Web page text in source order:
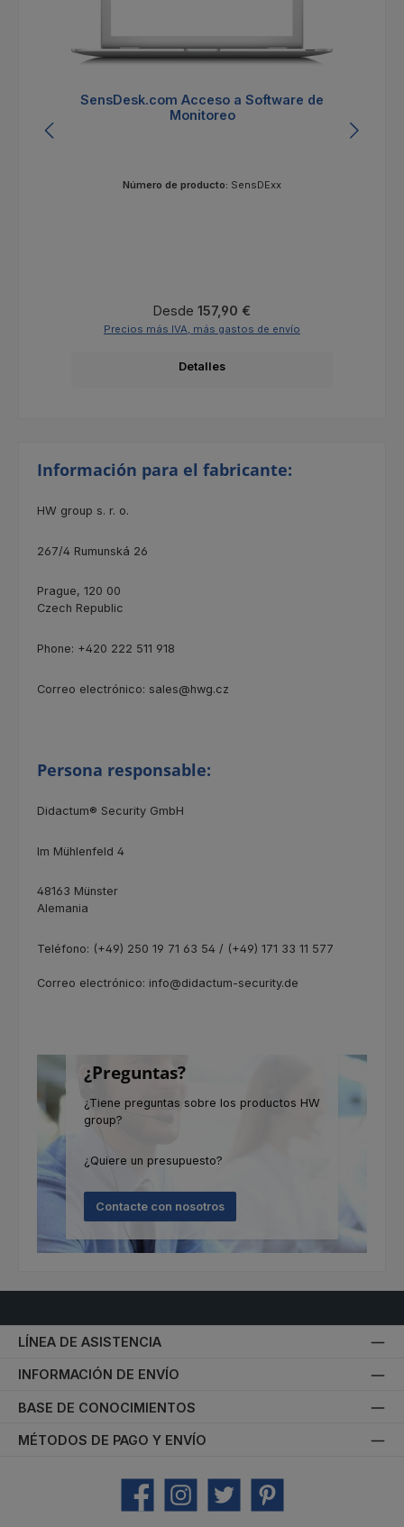
SensDesk.com Acceso a Software de
Monitoreo
Número de producto: SensDExx
Precio normal:
Desde 157,90 €
Precios más IVA, más gastos de envío
Detalles
Información para el fabricante:
HW group s. r. o.
267/4 Rumunská 26
Prague, 120 00
Czech Republic
Phone: +420 222 511 918
Correo electrónico: sales@hwg.cz
Persona responsable:
Didactum® Security GmbH
Im Mühlenfeld 4
48163 Münster
Alemania
Teléfono: (+49) 250 19 71 63 54 / (+49) 171 33 11 577
Correo electrónico: info@didactum-security.de
¿Preguntas?
¿Tiene preguntas sobre los productos HW
group?
¿Quiere un presupuesto?
Contacte con nosotros
LÍNEA DE ASISTENCIA
INFORMACIÓN DE ENVÍO
BASE DE CONOCIMIENTOS
MÉTODOS DE PAGO Y ENVÍO
Facebook Instagram Twitter Pinterest